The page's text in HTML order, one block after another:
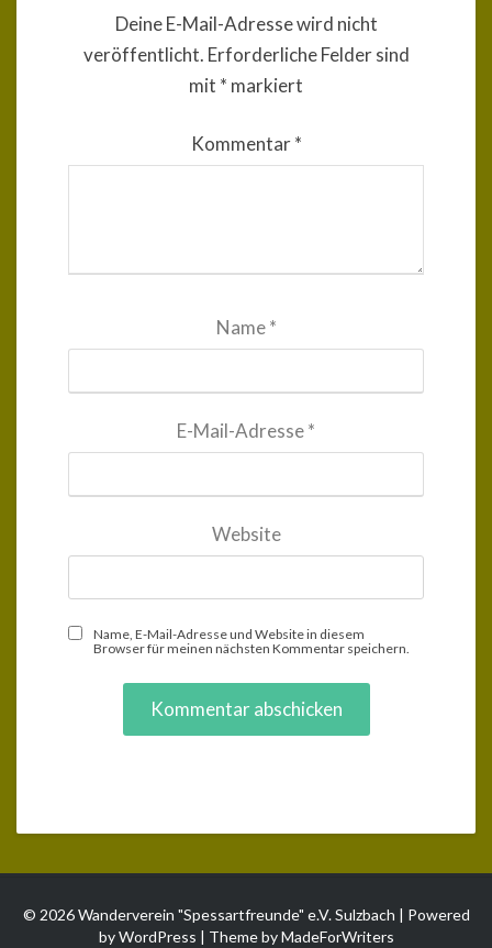
Deine E-Mail-Adresse wird nicht
veröffentlicht. Erforderliche Felder sind
mit * markiert
Kommentar*
Name*
E-Mail-Adresse*
Website
Name, E-Mail-Adresse und Website in diesem
Browser für meinen nächsten Kommentar speichern.
© 2026 Wanderverein "Spessartfreunde" e.V. Sulzbach | Powered
byWordPress | Theme byMadeForWriters